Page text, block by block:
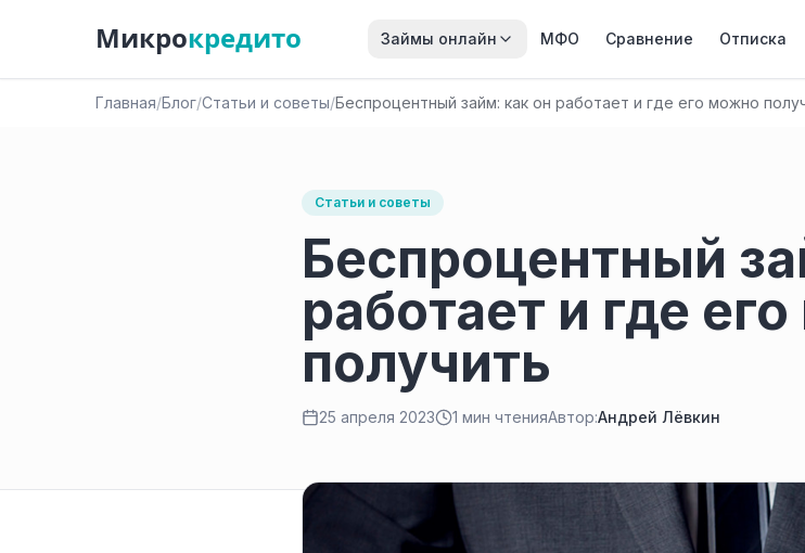
Микрокредито Займы онлайн МФО Сравнение Отписка
Главная/Блог/Статьи и советы/Беспроцентный займ: как он работает и где его можно
Статьи и советы
Беспроцентный
работает и где
получить
25 апреля 2023 1 мин чтенияАвтор:Андрей Лёвкин